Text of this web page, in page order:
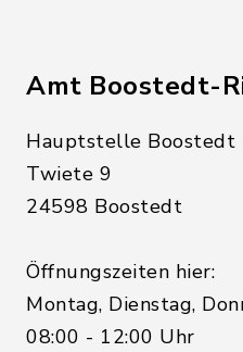
Amt Boostedt-
Hauptstelle Boostedt
Twiete 9
24598 Boostedt
Öffnungszeiten hier:
Montag, Dienstag,
08:00 - 12:00 Uhr